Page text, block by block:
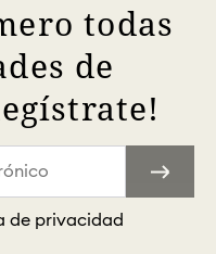
todas
de
de privacidad